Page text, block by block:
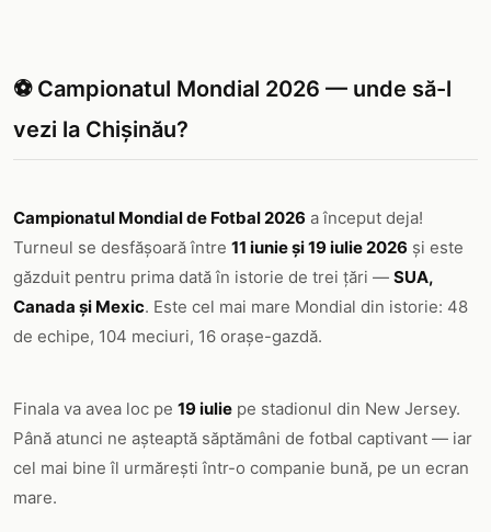
⚽ Campionatul Mondial 2026 — unde să-l
vezi la Chișinău?
Campionatul Mondial de Fotbal 2026 a început deja!
Turneul se desfășoară între 11 iunie și 19 iulie 2026 și este
găzduit pentru prima dată în istorie de trei țări — SUA,
Canada și Mexic. Este cel mai mare Mondial din istorie: 48
de echipe, 104 meciuri, 16 orașe-gazdă.
Finala va avea loc pe 19 iulie pe stadionul din New Jersey.
Până atunci ne așteaptă săptămâni de fotbal captivant — iar
cel mai bine îl urmărești într-o companie bună, pe un ecran
mare.